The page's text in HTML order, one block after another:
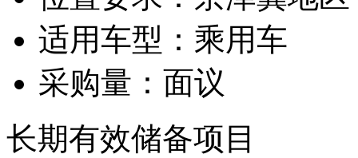
适用车型： 乘用车
采购量： 面议
长期有效储备项目